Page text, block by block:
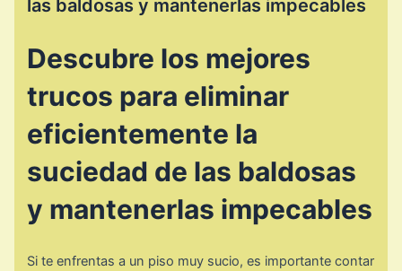
las baldosas y mantenerlas impecables
Descubre los mejores
trucos para eliminar
eficientemente la
suciedad de las baldosas
y mantenerlas impecables
Si te enfrentas a un piso muy sucio, es importante contar